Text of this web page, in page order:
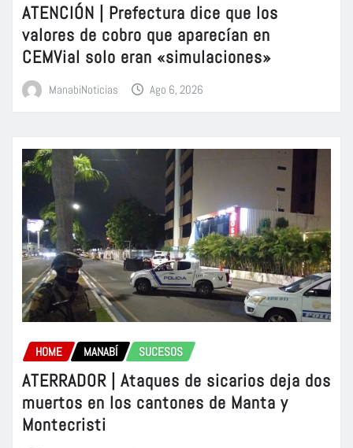
ATENCIÓN | Prefectura dice que los
valores de cobro que aparecían en
CEMVial solo eran «simulaciones»
ManabiNoticias Ago 6, 2026
HOME MANABÍ SUCESOS
ATERRADOR | Ataques de sicarios deja dos
muertos en los cantones de Manta y
Montecristi